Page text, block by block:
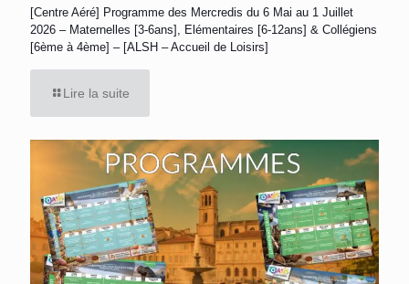
[Centre Aéré] Programme des Mercredis du 6 Mai au 1 Juillet
2026 – Maternelles [3-6ans], Elémentaires [6-12ans] & Collégiens
[6ème à 4ème] – [ALSH – Accueil de Loisirs]
Lire la suite